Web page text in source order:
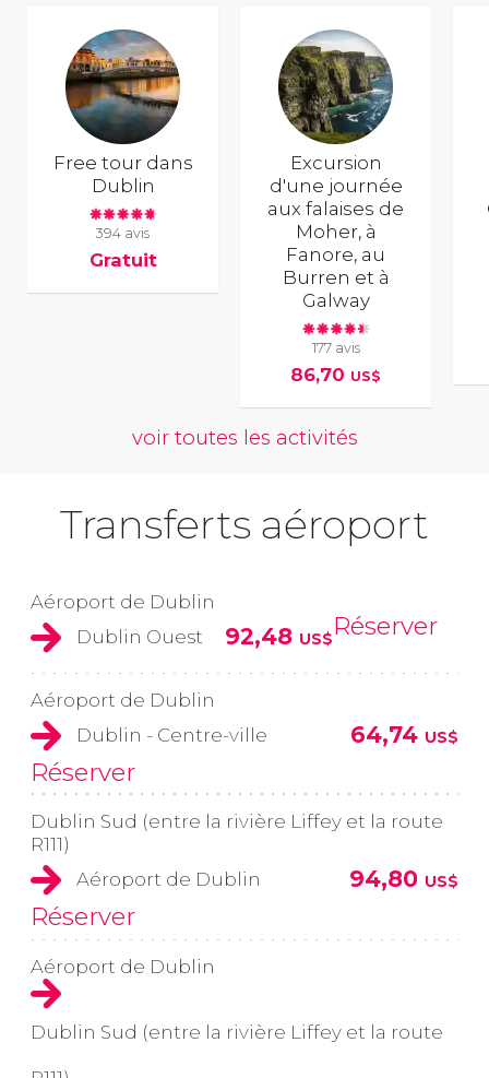
Free tour dans
Dublin
394 avis
Gratuit
Excursion
d'une journée
aux falaises de
Moher, à
Fanore, au
Burren et à
Galway
177 avis
86,70 US$
voir toutes les activités
Transferts aéroport
Aéroport de Dublin
Dublin Ouest
92,48 US$Réserver
Aéroport de Dublin
Dublin - Centre-ville
64,74 US$
Réserver
Dublin Sud (entre la rivière Liffey et la route
R111)
Aéroport de Dublin
94,80 US$
Réserver
Aéroport de Dublin
Dublin Sud (entre la rivière Liffey et la route